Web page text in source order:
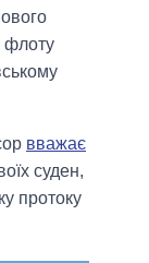
флоту
вважає
суден,
протоку